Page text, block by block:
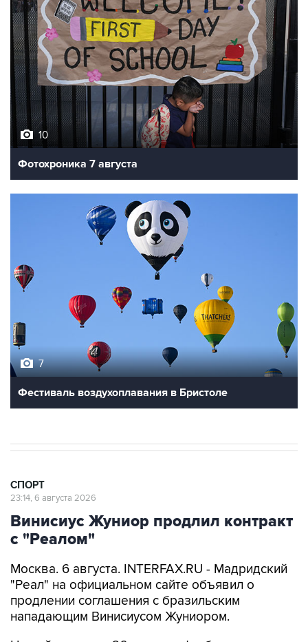
10
Фотохроника 7 августа
7
Фестиваль воздухоплавания в Бристоле
СПОРТ
23:14, 6 августа 2026
Винисиус Жуниор продлил контракт
с "Реалом"
Москва. 6 августа. INTERFAX.RU - Мадридский
"Реал" на официальном сайте объявил о
продлении соглашения с бразильским
нападающим Винисиусом Жуниором.